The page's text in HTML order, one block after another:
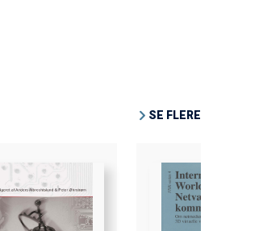
SE FLERE